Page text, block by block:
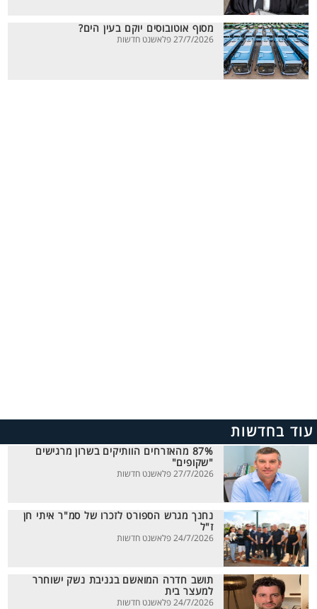
מסוף אוטובוסים יוקם בעין הים?
27/7/2026 פלאשנט חדשות
עוד בחדשות
87% מהאזרחים הוותיקים בשרון מרגישים
"שקופים"
27/7/2026 פלאשנט חדשות
נחנך מגרש הספורט לזכרו של סמ"ר איתי חן
ז"ל
24/7/2026 פלאשנט חדשות
תושב חדרה המואשם בגניבת נשק ישוחרר
למעצר בית
24/7/2026 פלאשנט חדשות